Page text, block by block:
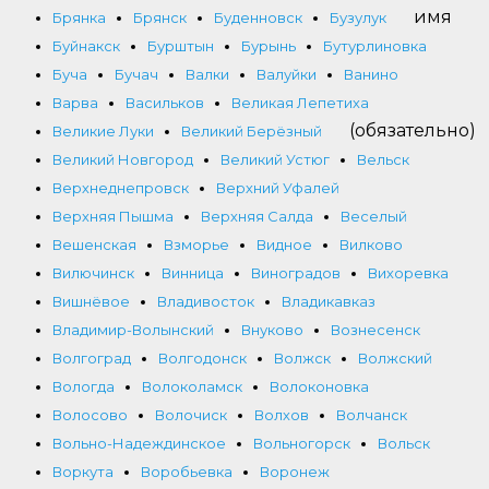
Брянка
Брянск Буденновск
Бузулук
Буйнакск
Бурштын Бурынь
Бутурлиновка
Буча
Бучач Валки Валуйки
Ванино
Варва
Васильков
Великая Лепетиха
Великие Луки
Великий Берёзный
Великий Новгород
Великий Устюг
Вельск
Верхнеднепровск
Верхний Уфалей
Верхняя Пышма
Верхняя Салда
Веселый
Вешенская
Взморье Видное
Вилково
Вилючинск
Винница Виноградов
Вихоревка
Вишнёвое
Владивосток
Владикавказ
Владимир-Волынский
Внуково
Вознесенск
Волгоград
Волгодонск Волжск
Волжский
Вологда
Волоколамск
Волоконовка
Волосово
Волочиск Волхов
Волчанск
Вольно-Надеждинское
Вольногорск
Вольск
Воркута
Воробьевка
Воронеж
имя
(обязательно)